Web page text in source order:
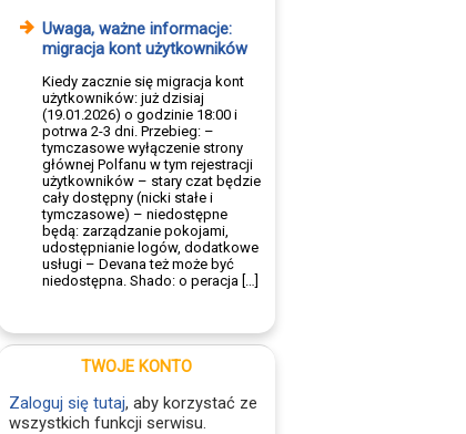
Uwaga, ważne informacje:
migracja kont użytkowników
Kiedy zacznie się migracja kont
użytkowników: już dzisiaj
(19.01.2026) o godzinie 18:00 i
potrwa 2-3 dni. Przebieg: –
tymczasowe wyłączenie strony
głównej Polfanu w tym rejestracji
użytkowników – stary czat będzie
cały dostępny (nicki stałe i
tymczasowe) – niedostępne
będą: zarządzanie pokojami,
udostępnianie logów, dodatkowe
usługi – Devana też może być
niedostępna. Shado: o peracja […]
TWOJE KONTO
Zaloguj się tutaj, aby korzystać ze
wszystkich funkcji serwisu.